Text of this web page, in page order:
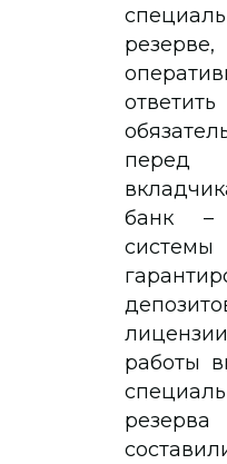
перед
банк –
системы
работы